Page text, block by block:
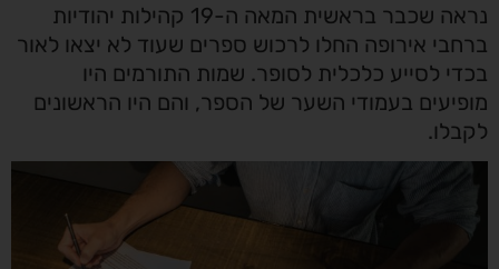
נראה שכבר בראשית המאה ה-19 קהילות יהודיות
ברחבי אירופה החלו לרכוש ספרים שעוד לא יצאו לאור
בכדי לסייע כלכלית לסופר. שמות התורמים היו
מופיעים בעמודי השער של הספר, והם היו הראשונים
לקבלו.